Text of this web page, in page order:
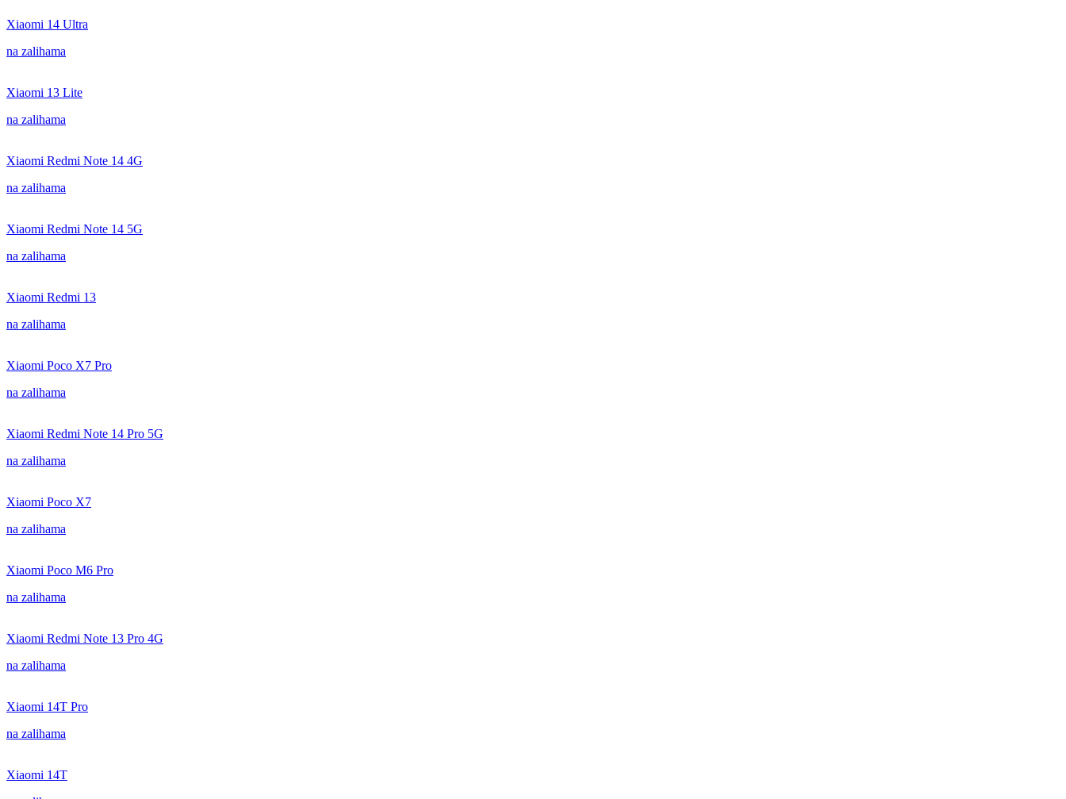
Xiaomi 14 Ultra
na zalihama
Xiaomi 13 Lite
na zalihama
Xiaomi Redmi Note 14 4G
na zalihama
Xiaomi Redmi Note 14 5G
na zalihama
Xiaomi Redmi 13
na zalihama
Xiaomi Poco X7 Pro
na zalihama
Xiaomi Redmi Note 14 Pro 5G
na zalihama
Xiaomi Poco X7
na zalihama
Xiaomi Poco M6 Pro
na zalihama
Xiaomi Redmi Note 13 Pro 4G
na zalihama
Xiaomi 14T Pro
na zalihama
Xiaomi 14T